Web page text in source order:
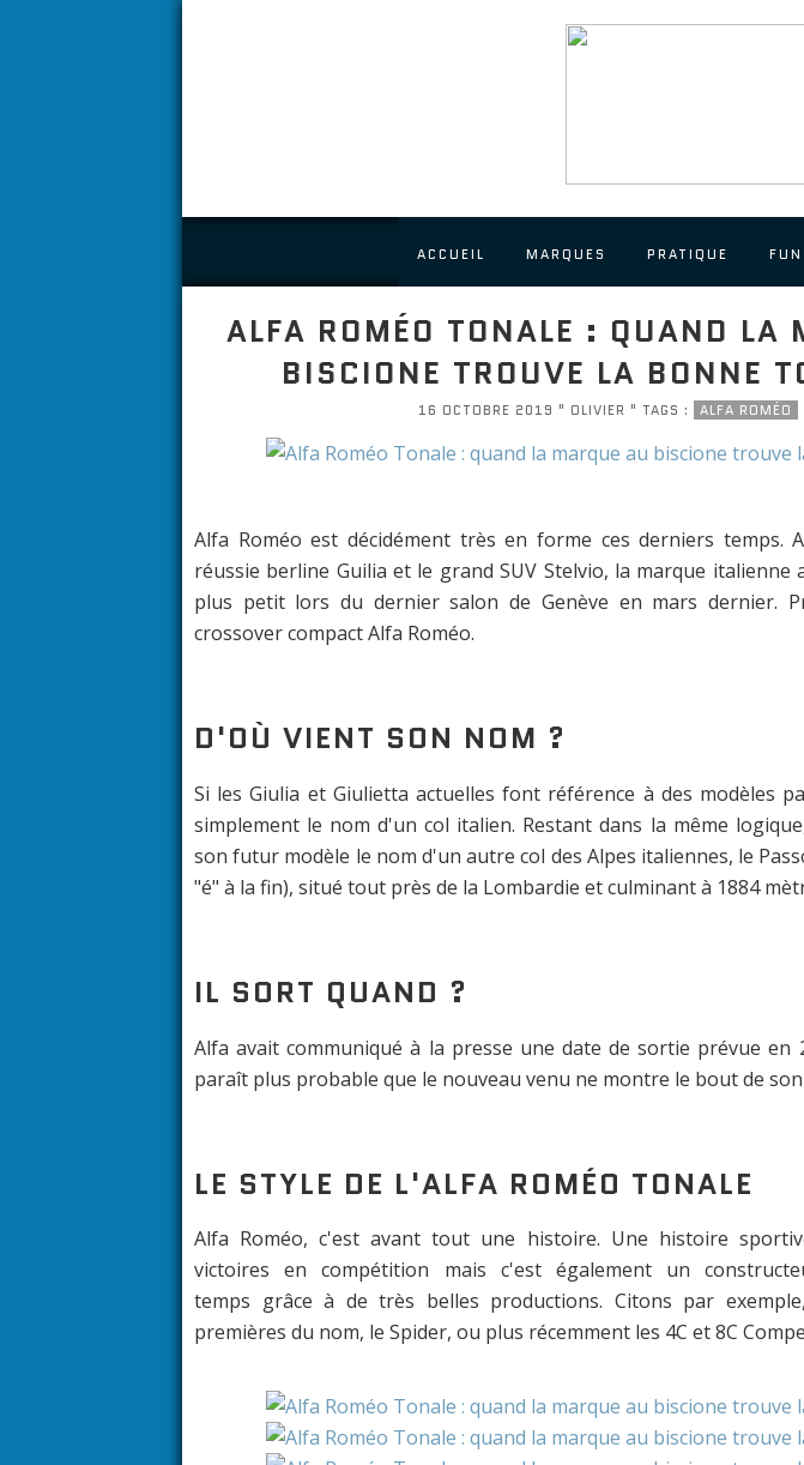
ACCUEIL MARQUES PRATIQUE FUN
ALFA ROMÉO TONALE : QUAND LA
BISCIONE TROUVE LA BONNE
16 OCTOBRE 2019 " OLIVIER " TAGS : ALFA ROMÉO
Alfa Roméo est décidément très en forme ces derniers temps.
réussie berline Guilia et le grand SUV Stelvio, la marque italienne
plus petit lors du dernier salon de Genève en mars dernier.
crossover compact Alfa Roméo.
D'OÙ VIENT SON NOM ?
Si les Giulia et Giulietta actuelles font référence à des modèles
simplement le nom d'un col italien. Restant dans la même
son futur modèle le nom d'un autre col des Alpes italiennes, le
"é" à la fin), situé tout près de la Lombardie et culminant à 1884
IL SORT QUAND ?
Alfa avait communiqué à la presse une date de sortie prévue en
paraît plus probable que le nouveau venu ne montre le bout de
LE STYLE DE L'ALFA ROMÉO TONALE
Alfa Roméo, c'est avant tout une histoire. Une histoire
victoires en compétition mais c'est également un
temps grâce à de très belles productions. Citons par
premières du nom, le Spider, ou plus récemment les 4C et 8C